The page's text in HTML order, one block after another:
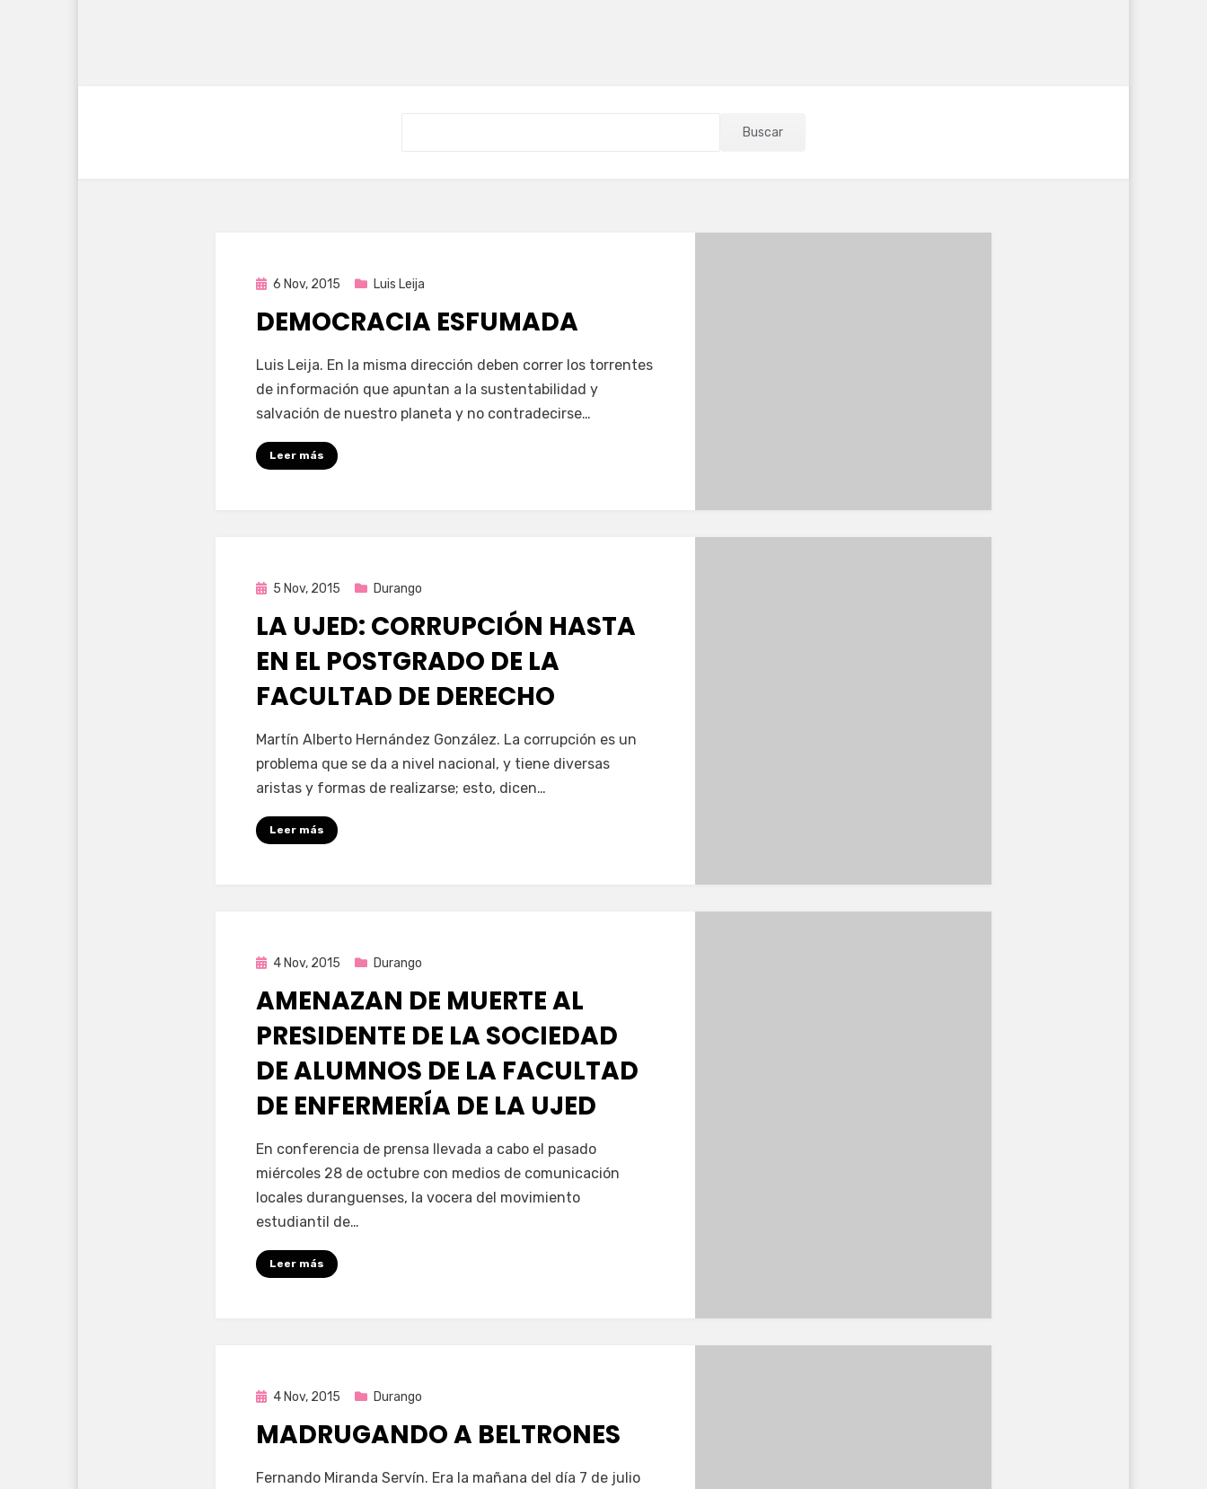
Buscar
Publicada
6 Nov, 2015 Luis Leija
DEMOCRACIA ESFUMADA
por Enrique
Luis Leija. En la misma dirección deben correr los torrentes
de información que apuntan a la sustentabilidad y
salvación de nuestro planeta y no contradecirse…
Leer más
Publicada
5 Nov, 2015 Durango
LA UJED: CORRUPCIÓN HASTA
EN EL POSTGRADO DE LA
FACULTAD DE DERECHO
porEnrique
Martín Alberto Hernández González. La corrupción es un
problema que se da a nivel nacional, y tiene diversas
aristas y formas de realizarse; esto, dicen…
Leer más
Publicada
4 Nov, 2015 Durango
AMENAZAN DE MUERTE AL
PRESIDENTE DE LA SOCIEDAD
DE ALUMNOS DE LA FACULTAD
DE ENFERMERÍA DE LA UJED
porEnrique
En conferencia de prensa llevada a cabo el pasado
miércoles 28 de octubre con medios de comunicación
locales duranguenses, la vocera del movimiento
estudiantil de…
Leer más
Publicada
4 Nov, 2015 Durango
MADRUGANDO A BELTRONES
porEnrique
Fernando Miranda Servín. Era la mañana del día 7 de julio